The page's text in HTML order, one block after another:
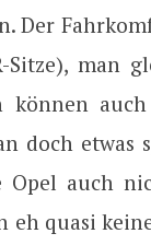
Der
Sitze), man
können
doch
Opel auch
quasi